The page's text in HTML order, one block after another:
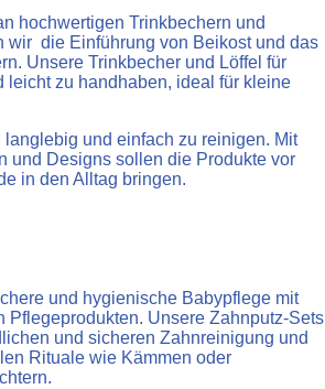
hochwertigen Trinkbechern und
wir die Einführung von Beikost und das
Unsere Trinkbecher und Löffel für
leicht zu handhaben, ideal für kleine
und einfach zu reinigen. Mit
und Designs sollen die Produkte vor
in den Alltag bringen.
und hygienische Babypflege mit
Pflegeprodukten. Unsere Zahnputz-Sets
und sicheren Zahnreinigung und
Rituale wie Kämmen oder